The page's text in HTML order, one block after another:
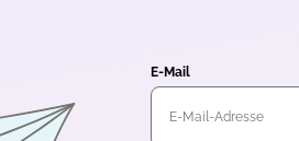
E-Mail